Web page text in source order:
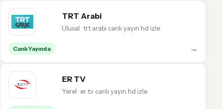
TRT Arabi
Ulusal · trt arabi canlı yayın hd izle
Canlı Yayında →
ER TV
Yerel · er tv canlı yayın hd izle